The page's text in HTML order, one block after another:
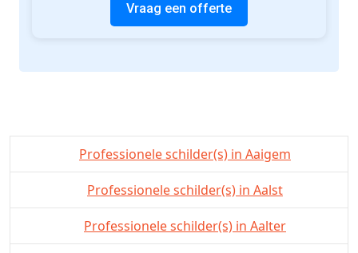
Vraag een offerte
Professionele schilder(s) in Aaigem
Professionele schilder(s) in Aalst
Professionele schilder(s) in Aalter